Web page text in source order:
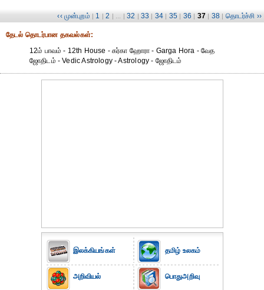
‹‹ முன்புறம் | 1 | 2 | ... | 32 | 33 | 34 | 35 | 36 | 37 | 38 | தொடர்ச்சி ››
தேட‌ல் தொட‌ர்பான தகவ‌ல்க‌ள்:
12ம் பாவம் - 12th House - கர்கா ஹோரா - Garga Hora - வேத
ஜோதிடம் - Vedic Astrology - Astrology - ஜோதிடம்
இலக்கியங்கள்
அறிவியல்
தமிழ் உலகம்
பொதுஅறிவு